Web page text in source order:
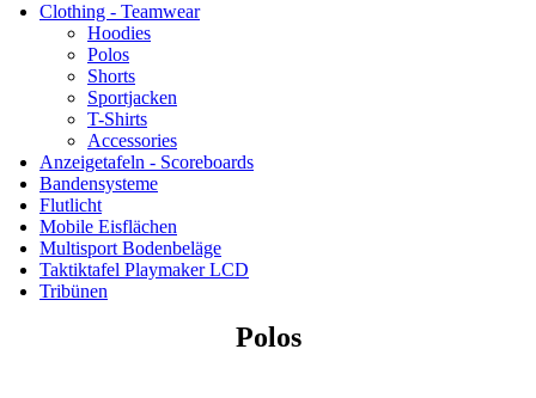
Clothing - Teamwear
Hoodies
Polos
Shorts
Sportjacken
T-Shirts
Accessories
Anzeigetafeln - Scoreboards
Bandensysteme
Flutlicht
Mobile Eisflächen
Multisport Bodenbeläge
Taktiktafel Playmaker LCD
Tribünen
Polos